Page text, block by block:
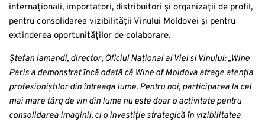
internaționali, importatori, distribuitori și organizații de profil,
pentru consolidarea vizibilității Vinului Moldovei și pentru
extinderea oportunităților de colaborare.
Ștefan Iamandi, director, Oficiul Național al Viei și Vinului:„Wine
Paris a demonstrat încă odată că Wine of Moldova atrage atenția
profesioniștilor din întreaga lume. Pentru noi, participarea la cel
mai mare târg de vin din lume nu este doar o activitate pentru
consolidarea imaginii, ci o investiție strategică în vizibilitatea